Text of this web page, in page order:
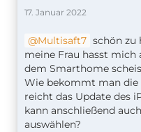
17. Januar 2022
Multisaft7 schön zu
meine Frau hasst mich
dem Smarthome
Wie bekommt man die
reicht das Update des
kann anschließend
auswählen?